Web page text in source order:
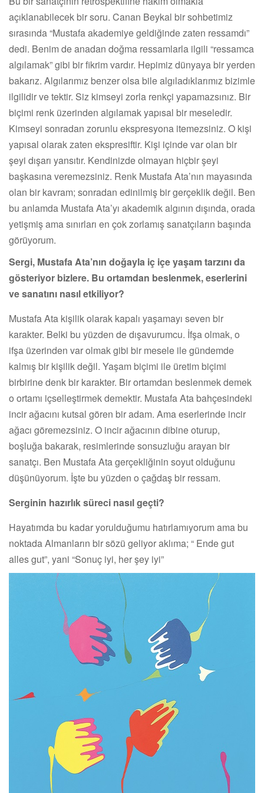
açıklanabilecek bir soru. Canan Beykal bir sohbetimiz
sırasında “Mustafa akademiye geldiğinde zaten ressamdı”
dedi. Benim de anadan doğma ressamlarla ilgili “ressamca
algılamak” gibi bir fikrim vardır. Hepimiz dünyaya bir yerden
bakarız. Algılarımız benzer olsa bile algıladıklarımız bizimle
ilgilidir ve tektir. Siz kimseyi zorla renkçi yapamazsınız. Bir
biçimi renk üzerinden algılamak yapısal bir meseledir.
Kimseyi sonradan zorunlu ekspresyona itemezsiniz. O kişi
yapısal olarak zaten ekspresiftir. Kişi içinde var olan bir
şeyi dışarı yansıtır. Kendinizde olmayan hiçbir şeyi
başkasına veremezsiniz. Renk Mustafa Ata’nın mayasında
olan bir kavram; sonradan edinilmiş bir gerçeklik değil. Ben
bu anlamda Mustafa Ata’yı akademik algının dışında, orada
yetişmiş ama sınırları en çok zorlamış sanatçıların başında
görüyorum.
Sergi, Mustafa Ata’nın doğayla iç içe yaşam tarzını da
gösteriyor bizlere. Bu ortamdan beslenmek, eserlerini
ve sanatını nasıl etkiliyor?
Mustafa Ata kişilik olarak kapalı yaşamayı seven bir
karakter. Belki bu yüzden de dışavurumcu. İfşa olmak, o
ifşa üzerinden var olmak gibi bir mesele ile gündemde
kalmış bir kişilik değil. Yaşam biçimi ile üretim biçimi
birbirine denk bir karakter. Bir ortamdan beslenmek demek
o ortamı içselleştirmek demektir. Mustafa Ata bahçesindeki
incir ağacını kutsal gören bir adam. Ama eserlerinde incir
ağacı göremezsiniz. O incir ağacının dibine oturup,
boşluğa bakarak, resimlerinde sonsuzluğu arayan bir
sanatçı. Ben Mustafa Ata gerçekliğinin soyut olduğunu
düşünüyorum. İşte bu yüzden o çağdaş bir ressam.
Serginin hazırlık süreci nasıl geçti?
Hayatımda bu kadar yorulduğumu hatırlamıyorum ama bu
noktada Almanların bir sözü geliyor aklıma; “ Ende gut
alles gut”, yani “Sonuç iyi, her şey iyi”